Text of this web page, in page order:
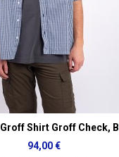
Shirt Groff Check,
94,00 €